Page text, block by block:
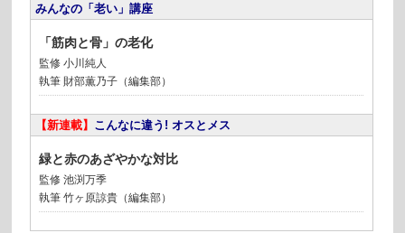
みんなの「老い」講座
「筋肉と骨」の老化
監修 小川純人
執筆 財部薫乃子（編集部）
【新連載】 こんなに違う! オスとメス
緑と赤のあざやかな対比
監修 池渕万季
執筆 竹ヶ原諒貴（編集部）